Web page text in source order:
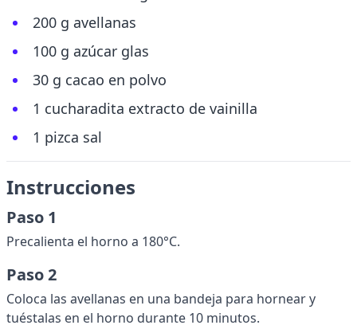
200 g avellanas
100 g azúcar glas
30 g cacao en polvo
1 cucharadita extracto de vainilla
1 pizca sal
Instrucciones
Paso 1
Precalienta el horno a 180°C.
Paso 2
Coloca las avellanas en una bandeja para hornear y
tuéstalas en el horno durante 10 minutos.